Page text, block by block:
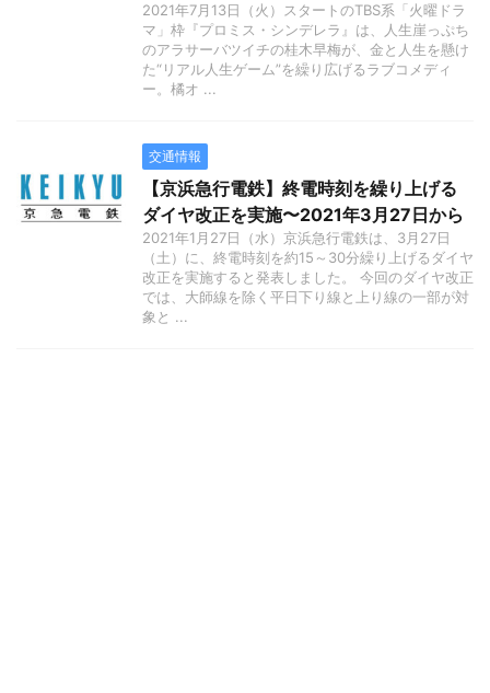
2021年7月13日（火）スタートのTBS系「火曜ドラ
マ」枠『プロミス・シンデレラ』は、人生崖っぷち
のアラサーバツイチの桂木早梅が、金と人生を懸け
た“リアル人生ゲーム”を繰り広げるラブコメディ
ー。橘オ ...
交通情報
【京浜急行電鉄】終電時刻を繰り上げる
ダイヤ改正を実施〜2021年3月27日から
2021年1月27日（水）京浜急行電鉄は、3月27日
（土）に、終電時刻を約15～30分繰り上げるダイヤ
改正を実施すると発表しました。 今回のダイヤ改正
では、大師線を除く平日下り線と上り線の一部が対
象と ...